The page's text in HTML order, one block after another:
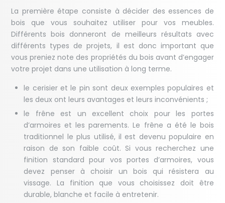
La première étape consiste à décider des essences de
bois que vous souhaitez utiliser pour vos meubles.
Différents bois donneront de meilleurs résultats avec
différents types de projets, il est donc important que
vous preniez note des propriétés du bois avant d’engager
votre projet dans une utilisation à long terme.
le cerisier et le pin sont deux exemples populaires et
les deux ont leurs avantages et leurs inconvénients ;
le frêne est un excellent choix pour les portes
d’armoires et les parements. Le frêne a été le bois
traditionnel le plus utilisé, il est devenu populaire en
raison de son faible coût. Si vous recherchez une
finition standard pour vos portes d’armoires, vous
devez penser à choisir un bois qui résistera au
vissage. La finition que vous choisissez doit être
durable, blanche et facile à entretenir.